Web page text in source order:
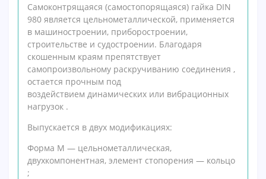
Самоконтрящаяся (самостопорящаяся) гайка DIN
980 является цельнометаллической, применяется
в машиностроении, приборостроении,
строительстве и судостроении. Благодаря
скошенным краям препятствует
самопроизвольному раскручиванию соединения ,
остается прочным под
воздействием динамических или вибрационных
нагрузок .
Выпускается в двух модификациях:
Форма M — цельнометаллическая,
двухкомпонентная, элемент стопорения — кольцо
;